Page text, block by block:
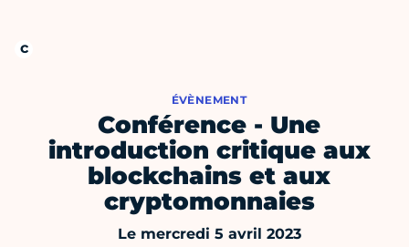
ÉVÈNEMENT
Conférence - Une
introduction critique aux
blockchains et aux
cryptomonnaies
Le mercredi 5 avril 2023